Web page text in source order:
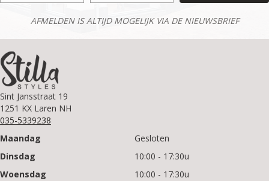
AFMELDEN IS ALTIJD MOGELIJK VIA DE NIEUWSBRIEF
Sint Jansstraat 19
1251 KX Laren NH
035-5339238
Maandag
Gesloten
Dinsdag
10:00 - 17:30u
Woensdag
10:00 - 17:30u